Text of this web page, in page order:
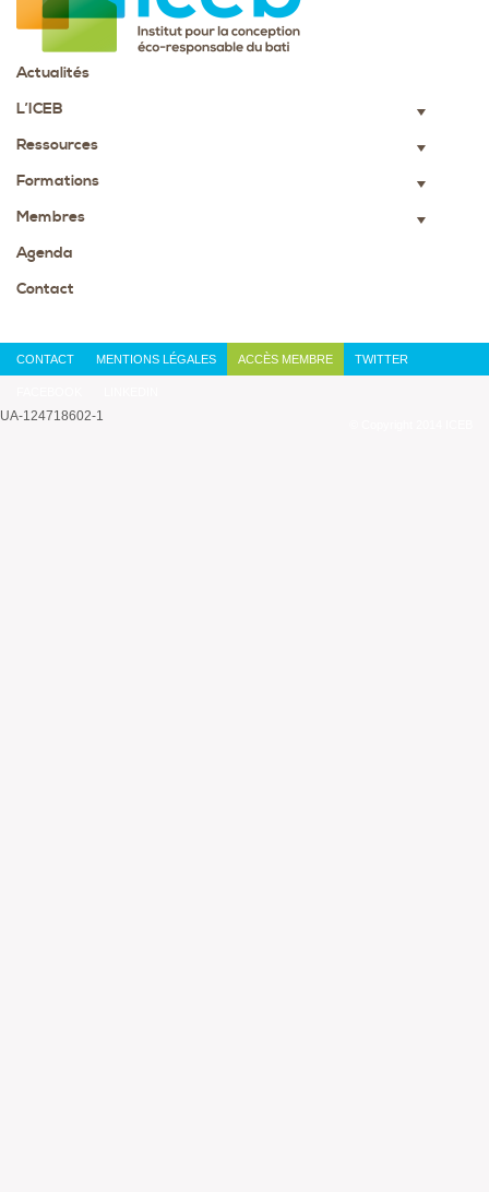
Actualités
L’ICEB
▼
Ressources ▼
Formations ▼
Membres ▼
Agenda
Contact
CONTACT MENTIONS LÉGALES ACCÈS MEMBRE TWITTER
UA-124718602-1